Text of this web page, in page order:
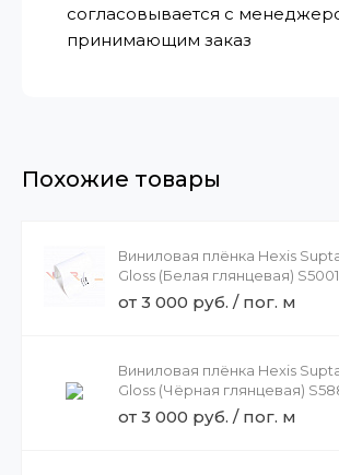
согласовывается с
принимающим заказ
Похожие товары
Виниловая плёнка Hexis
Gloss (Белая глянцевая)
от 3 000 руб. / пог. м
Виниловая плёнка Hexis
Gloss (Чёрная глянцевая)
от 3 000 руб. / пог. м